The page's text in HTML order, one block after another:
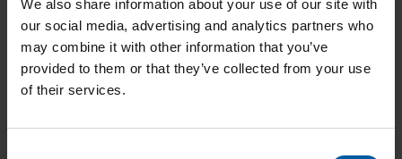
We also share information about your use of our site with
our social media, advertising and analytics partners who
may combine it with other information that you’ve
provided to them or that they’ve collected from your use
of their services.
Alle aktuellen Termine, Inhalte und Anmeldemöglichkeiten
sind wie gewohnt auf unsererAcademy-Seitezu finden.
Einen schnellen Überblick bietet unsere Kursübersicht
2026.
Zur Academy-Seite